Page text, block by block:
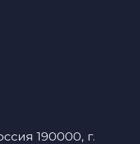
190000, г.